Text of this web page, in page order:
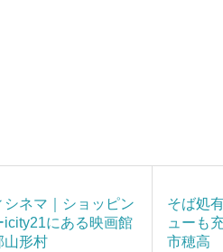
シネマ｜ショッピン
icity21にある映画館
山形村
そば処
ューも
市穂高